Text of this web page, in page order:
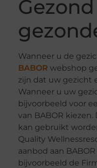
Wanneer u de
BABOR webshop
zijn dat uw gezicht
Wanneer u uw
bijvoorbeeld voor
van BABOR
kan gebruikt
Quality
aanbod aan
bijvoorbeeld de